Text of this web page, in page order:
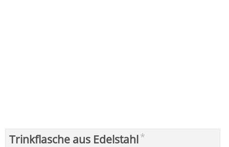
Trinkflasche aus Edelstahl*